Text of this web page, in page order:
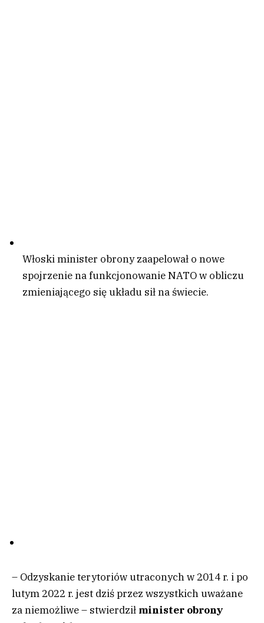
Włoski minister obrony zaapelował o nowe
spojrzenie na funkcjonowanie NATO w obliczu
zmieniającego się układu sił na świecie.
– Odzyskanie terytoriów utraconych w 2014 r. i po
lutym 2022 r. jest dziś przez wszystkich uważane
za niemożliwe – stwierdził minister obrony